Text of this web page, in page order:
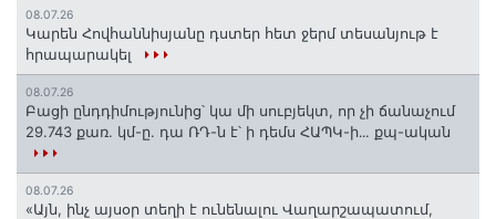
08.07.26
Կարեն Հովհաննիսյանը դստեր հետ ջերմ տեսանյութ է
հրապարակել
08.07.26
Բացի ընդդիմությունից՝ կա մի սուբյեկտ, որ չի ճանաչում
29.743 քառ. կմ-ը. դա ՌԴ-ն է՝ ի դեմս ՀԱՊԿ-ի․․. քպ-ական
08.07.26
«Այն, ինչ այսօր տեղի է ունենալու Վաղարշապատում,